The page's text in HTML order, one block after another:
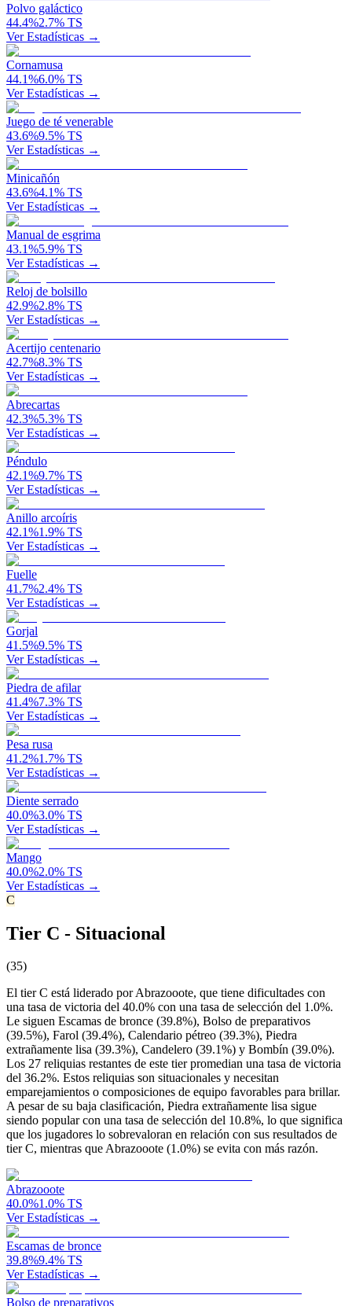
Polvo galáctico
44.4%2.7% TS
Ver Estadísticas →
Cornamusa
44.1%6.0% TS
Ver Estadísticas →
Juego de té venerable
43.6%9.5% TS
Ver Estadísticas →
Minicañón
43.6%4.1% TS
Ver Estadísticas →
Manual de esgrima
43.1%5.9% TS
Ver Estadísticas →
Reloj de bolsillo
42.9%2.8% TS
Ver Estadísticas →
Acertijo centenario
42.7%8.3% TS
Ver Estadísticas →
Abrecartas
42.3%5.3% TS
Ver Estadísticas →
Péndulo
42.1%9.7% TS
Ver Estadísticas →
Anillo arcoíris
42.1%1.9% TS
Ver Estadísticas →
Fuelle
41.7%2.4% TS
Ver Estadísticas →
Gorjal
41.5%9.5% TS
Ver Estadísticas →
Piedra de afilar
41.4%7.3% TS
Ver Estadísticas →
Pesa rusa
41.2%1.7% TS
Ver Estadísticas →
Diente serrado
40.0%3.0% TS
Ver Estadísticas →
Mango
40.0%2.0% TS
Ver Estadísticas →
C
Tier C - Situacional
(35)
El tier C está liderado por Abrazooote, que tiene dificultades con
una tasa de victoria del 40.0% con una tasa de selección del 1.0%.
Le siguen Escamas de bronce (39.8%), Bolso de preparativos
(39.5%), Farol (39.4%), Calendario pétreo (39.3%), Piedra
extrañamente lisa (39.3%), Candelero (39.1%) y Bombín (39.0%).
Los 27 reliquias restantes de este tier promedian una tasa de victoria
del 36.2%. Estos reliquias son situacionales y necesitan
emparejamientos o composiciones de equipo favorables para brillar.
A pesar de su baja clasificación, Piedra extrañamente lisa sigue
siendo popular con una tasa de selección del 10.8%, lo que significa
que los jugadores lo sobrevaloran en relación con sus resultados de
tier C, mientras que Abrazooote (1.0%) se evita con más razón.
Abrazooote
40.0%1.0% TS
Ver Estadísticas →
Escamas de bronce
39.8%9.4% TS
Ver Estadísticas →
Bolso de preparativos